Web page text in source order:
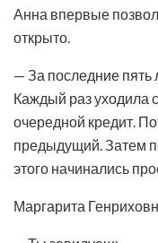
Анна впервые
открыто.
— За последние пять
Каждый раз уходила
очередной кредит.
предыдущий. Затем
этого начинались
Маргарита